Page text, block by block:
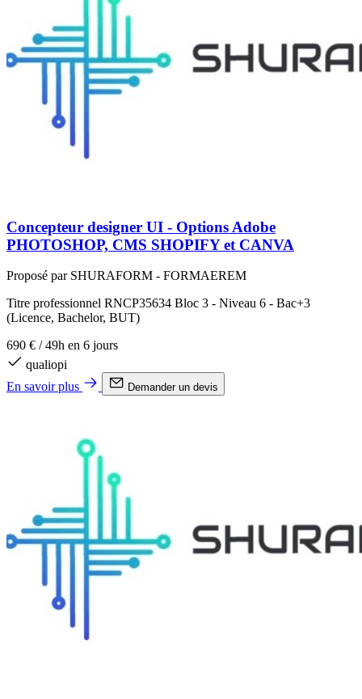
Concepteur designer UI - Options Adobe
PHOTOSHOP, CMS SHOPIFY et CANVA
Proposé par SHURAFORM - FORMAEREM
Titre professionnel RNCP35634 Bloc 3 - Niveau 6 - Bac+3
(Licence, Bachelor, BUT)
690 € / 49h en 6 jours
qualiopi
En savoir plus
Demander un devis